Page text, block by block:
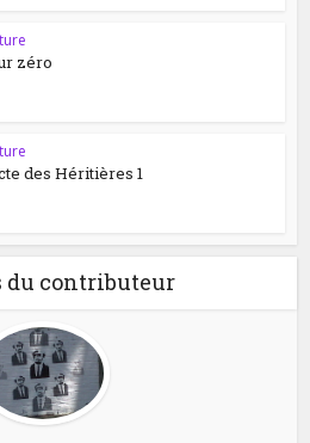
zéro
des Héritières 1
du contributeur